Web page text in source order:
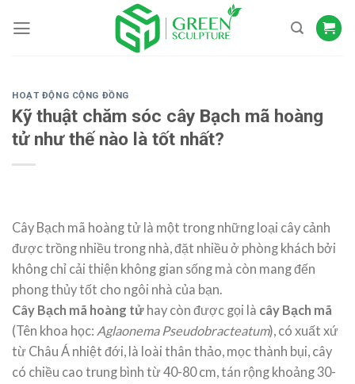
HOẠT ĐỘNG CỘNG ĐỒNG
Kỹ thuật chăm sóc cây Bạch mã hoàng
tử như thế nào là tốt nhất?
Cây Bạch mã hoàng tử là một trong những loại cây cảnh
được trồng nhiều trong nhà, đặt nhiều ở phòng khách bởi
không chỉ cải thiện không gian sống mà còn mang đến
phong thủy tốt cho ngôi nhà của bạn.
Cây Bạch mã hoàng tử hay còn được gọi là cây Bạch mã
(Tên khoa học: Aglaonema Pseudobracteatum), có xuất xứ
từ Châu Á nhiệt đới, là loài thân thảo, mọc thành bụi, cây
có chiều cao trung bình từ 40-80 cm, tán rộng khoảng 30-